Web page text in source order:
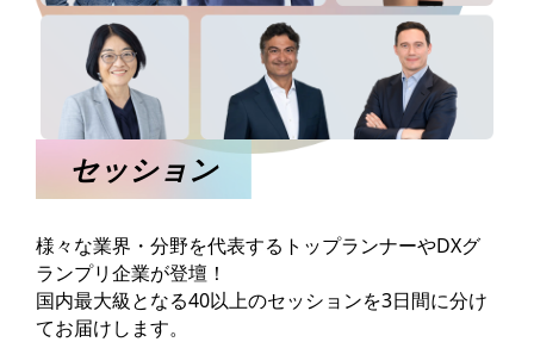
セッション
様々な業界・分野を代表するトップランナーやDXグ
ランプリ企業が登壇！
国内最大級となる40以上のセッションを3日間に分け
てお届けします。